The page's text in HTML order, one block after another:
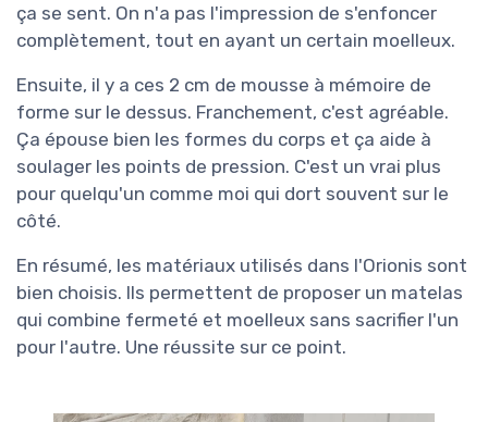
ça se sent. On n'a pas l'impression de s'enfoncer
complètement, tout en ayant un certain moelleux.
Ensuite, il y a ces 2 cm de mousse à mémoire de
forme sur le dessus. Franchement, c'est agréable.
Ça épouse bien les formes du corps et ça aide à
soulager les points de pression. C'est un vrai plus
pour quelqu'un comme moi qui dort souvent sur le
côté.
En résumé, les matériaux utilisés dans l'Orionis sont
bien choisis. Ils permettent de proposer un matelas
qui combine fermeté et moelleux sans sacrifier l'un
pour l'autre. Une réussite sur ce point.